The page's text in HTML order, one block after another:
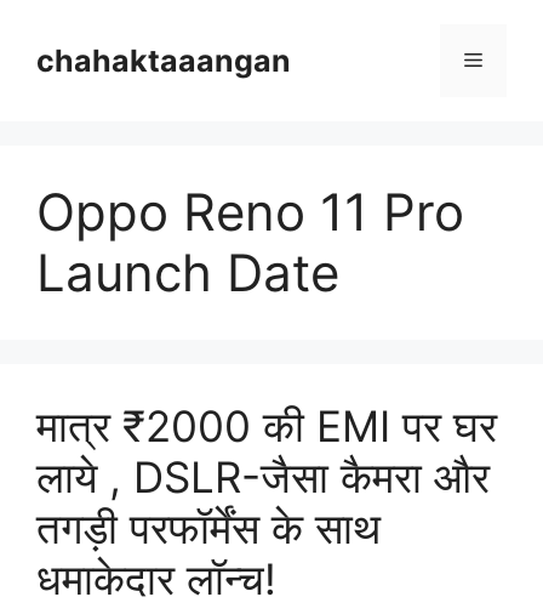
contentchahaktaaangan Menu
Oppo Reno 11 Pro
Launch Date
मात्र ₹2000 की EMI पर घर
लाये , DSLR-जैसा कैमरा और
तगड़ी परफॉर्मेंस के साथ
धमाकेदार लॉन्च!